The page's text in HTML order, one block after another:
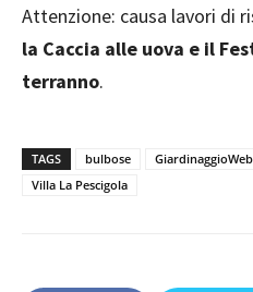
Attenzione: causa lavori di
la Caccia alle uova e il
terranno.
TAGS bulbose GiardinaggioWeb
Villa La Pescigola